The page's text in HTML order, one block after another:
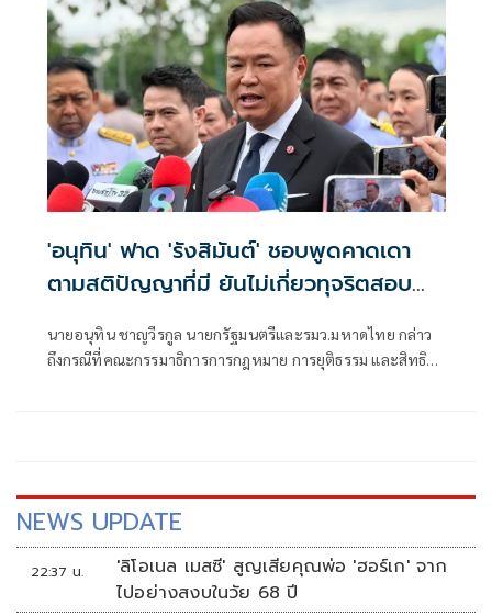
'อนุทิน' ฟาด 'รังสิมันต์' ชอบพูดคาดเดา
ตามสติปัญญาที่มี ยันไม่เกี่ยวทุจริตสอบ
นายอนุทิน ชาญวีรกูล นายกรัฐมนตรีและรมว.มหาดไทย กล่าว
ถึงกรณีที่คณะกรรมาธิการการกฎหมาย การยุติธรรม และสิทธิ
NEWS UPDATE
22:37 น.
'ลิโอเนล เมสซี' สูญเสียคุณพ่อ 'ฮอร์เก' จาก
ไปอย่างสงบในวัย 68 ปี